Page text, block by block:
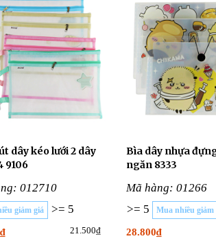
dây kéo lưới 2 dây
9106
012710
giảm giá >= 5
21.500₫
Bìa dây nhựa
ngăn 8333
Mã hàng: 01266
>= 5
Mua nhiều giảm
28.800₫